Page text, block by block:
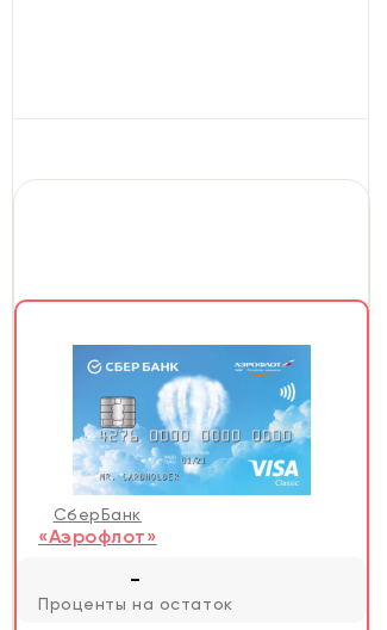
СберБанк
«Аэрофлот»
-
Проценты на остаток